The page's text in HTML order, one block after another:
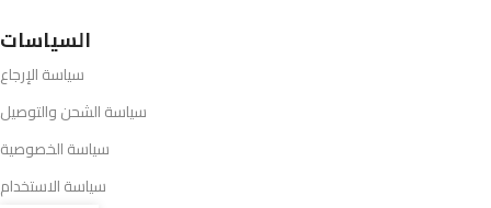
السياسات
سياسة الإرجاع
سياسة الشحن والتوصيل
سياسة الخصوصية
سياسة الاستخدام